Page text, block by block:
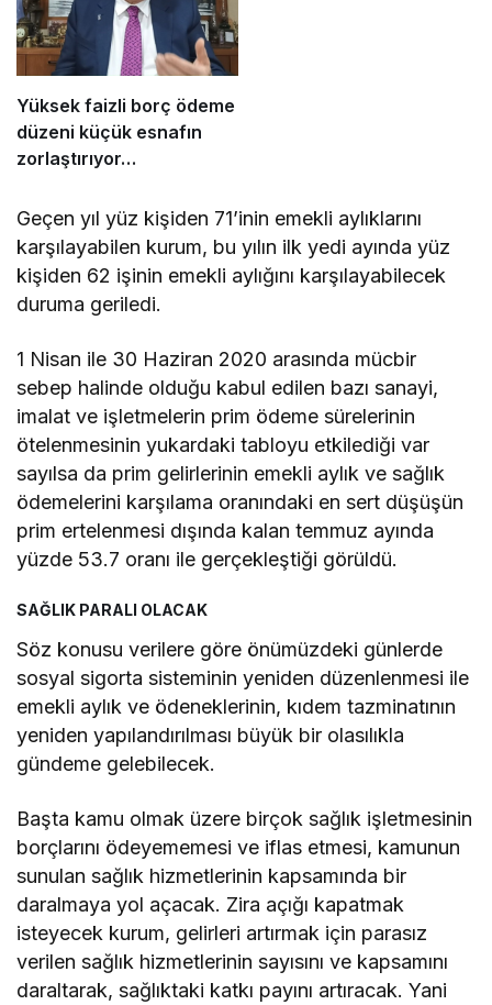
Yüksek faizli borç ödeme
düzeni küçük esnafın
zorlaştırıyor…
Geçen yıl yüz kişiden 71’inin emekli aylıklarını
karşılayabilen kurum, bu yılın ilk yedi ayında yüz
kişiden 62 işinin emekli aylığını karşılayabilecek
duruma geriledi.
1 Nisan ile 30 Haziran 2020 arasında mücbir
sebep halinde olduğu kabul edilen bazı sanayi,
imalat ve işletmelerin prim ödeme sürelerinin
ötelenmesinin yukardaki tabloyu etkilediği var
sayılsa da prim gelirlerinin emekli aylık ve sağlık
ödemelerini karşılama oranındaki en sert düşüşün
prim ertelenmesi dışında kalan temmuz ayında
yüzde 53.7 oranı ile gerçekleştiği görüldü.
SAĞLIK PARALI OLACAK
Söz konusu verilere göre önümüzdeki günlerde
sosyal sigorta sisteminin yeniden düzenlenmesi ile
emekli aylık ve ödeneklerinin, kıdem tazminatının
yeniden yapılandırılması büyük bir olasılıkla
gündeme gelebilecek.
Başta kamu olmak üzere birçok sağlık işletmesinin
borçlarını ödeyememesi ve iflas etmesi, kamunun
sunulan sağlık hizmetlerinin kapsamında bir
daralmaya yol açacak. Zira açığı kapatmak
isteyecek kurum, gelirleri artırmak için parasız
verilen sağlık hizmetlerinin sayısını ve kapsamını
daraltarak, sağlıktaki katkı payını artıracak. Yani